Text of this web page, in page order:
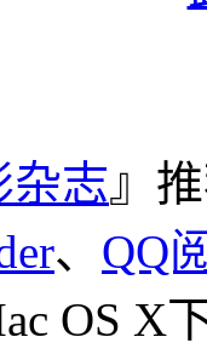
杂志』
、 QQ
OS X